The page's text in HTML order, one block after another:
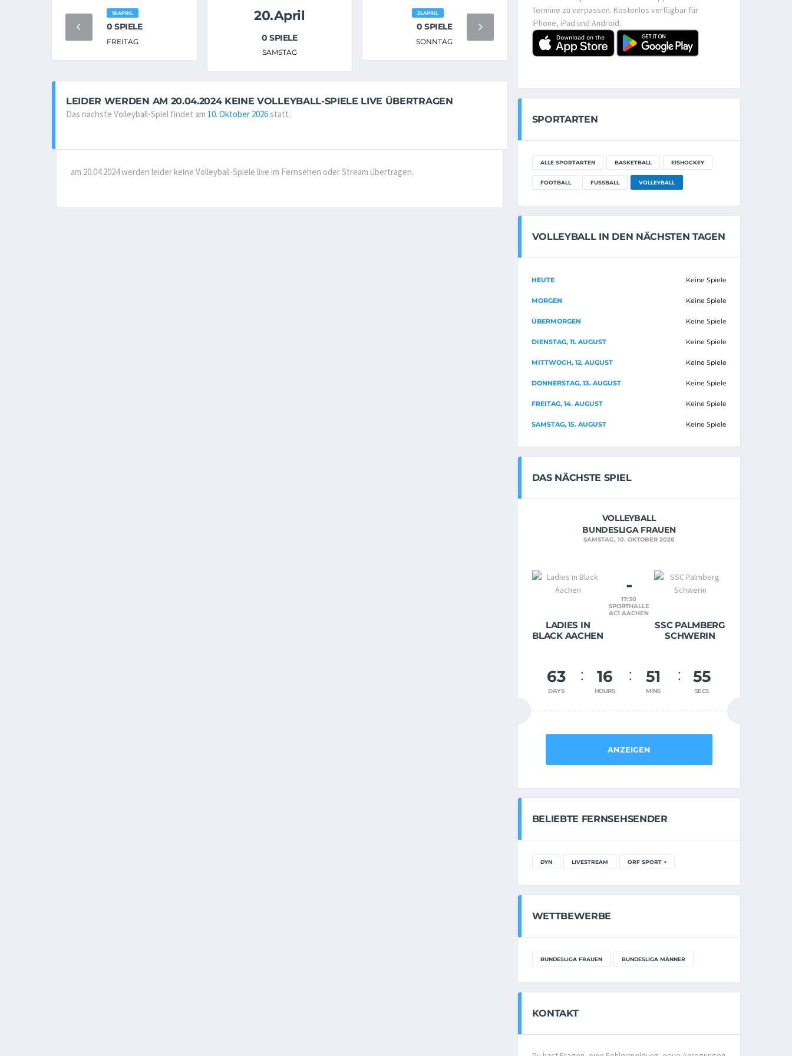
19.APRIL
0 SPIELE
FREITAG
20.April
0 SPIELE
SAMSTAG
21.APRIL
0 SPIELE
SONNTAG
LEIDER WERDEN AM 20.04.2024 KEINE VOLLEYBALL-SPIELE LIVE ÜBERTRAGEN
Das nächste Volleyball-Spiel findet am 10. Oktober 2026statt.
am 20.04.2024 werden leider keine Volleyball-Spiele live im Fernsehen oder Stream übertragen.
Termine zu verpassen. Kostenlos verfügbar für
iPhone, iPad und Android.
SPORTARTEN
ALLE SPORTARTEN BASKETBALL EISHOCKEY
FOOTBALL FUSSBALL VOLLEYBALL
VOLLEYBALL IN DEN NÄCHSTEN TAGEN
HEUTE Keine Spiele
MORGEN Keine Spiele
ÜBERMORGEN Keine Spiele
DIENSTAG, 11. AUGUST Keine Spiele
MITTWOCH, 12. AUGUST Keine Spiele
DONNERSTAG, 13. AUGUST Keine Spiele
FREITAG, 14. AUGUST Keine Spiele
SAMSTAG, 15. AUGUST Keine Spiele
DAS NÄCHSTE SPIEL
VOLLEYBALL
BUNDESLIGA FRAUEN
SAMSTAG, 10. OKTOBER 2026
LADIES IN
BLACK AACHEN
-
17:30
SPORTHALLE
AC1 AACHEN
SSC PALMBERG
SCHWERIN
63
DAYS
16
HOURS
51
MINS
55
SECS
ANZEIGEN
BELIEBTE FERNSEHSENDER
DYN LIVESTREAM ORF SPORT +
WETTBEWERBE
BUNDESLIGA FRAUEN BUNDESLIGA MÄNNER
KONTAKT